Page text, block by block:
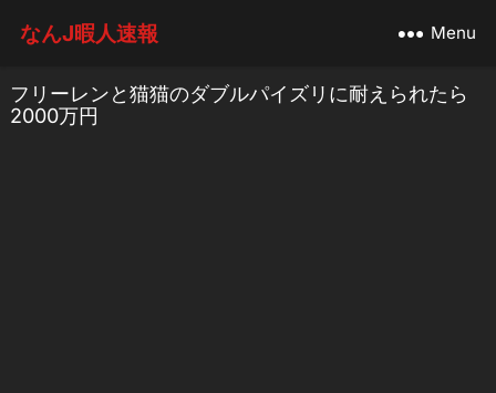
なんJ暇人速報 Menu
フリーレンと猫猫のダブルパイズリに耐えられたら
2000万円